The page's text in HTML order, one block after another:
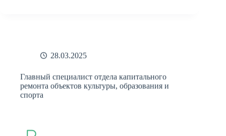
28.03.2025
Главный специалист отдела капитального
ремонта объектов культуры, образования и
спорта